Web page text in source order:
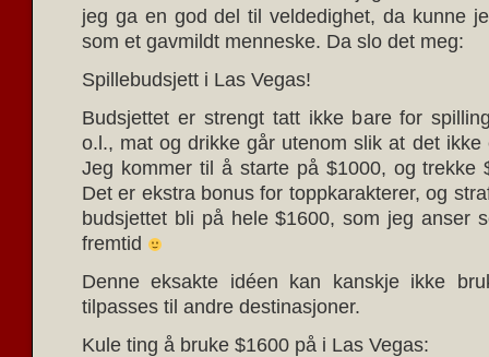
jeg ga en god del til veldedighet, da kunne
som et gavmildt menneske. Da slo det meg:
Spillebudsjett i Las Vegas!
Budsjettet er strengt tatt ikke bare for
o.l., mat og drikke går utenom slik at det
Jeg kommer til å starte på $1000, og trekke
Det er ekstra bonus for toppkarakterer, og
budsjettet bli på hele $1600, som jeg anser
fremtid
Denne eksakte idéen kan kanskje ikke
tilpasses til andre destinasjoner.
Kule ting å bruke $1600 på i Las Vegas: